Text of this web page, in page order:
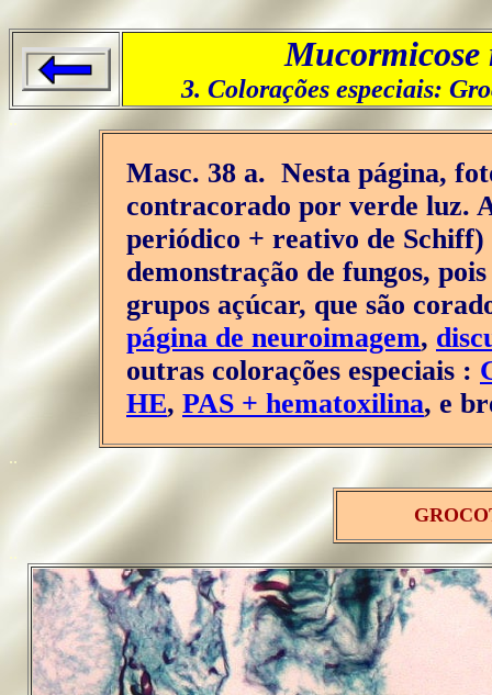
3. Colorações especiais:
..
Masc. 38 a. Nesta página,
contracorado por verde luz.
periódico + reativo de Schiff)
demonstração de fungos,
grupos açúcar, que são
página de neuroimagem,
outras colorações especiais :
HE, PAS + hematoxilina, e
..
..